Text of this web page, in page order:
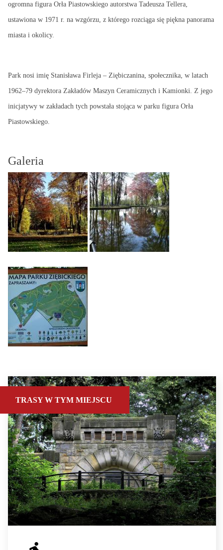
ogromna figura Orła Piastowskiego autorstwa Tadeusza Tellera,
ustawiona w 1971 r. na wzgórzu, z którego rozciąga się piękna panorama
miasta i okolicy.
Park nosi imię Stanisława Firleja – Ziębiczanina, społecznika, w latach
1962–79 dyrektora Zakładów Maszyn Ceramicznych i Kamionki. Z jego
inicjatywy w zakładach tych powstała stojąca w parku figura Orła
Piastowskiego.
Galeria
TRASY W TYM MIEJSCU